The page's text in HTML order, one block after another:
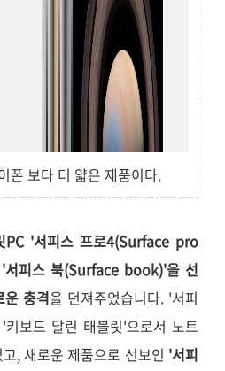
보다 더 얇은 제품이다.
PC '서피스 프로4(Surface pro
서피스 북(Surface book)'을 선
운 충격을 던져주었습니다. '서피
보드 달린 태블릿'으로서 노트
, 새로운 제품으로 선보인 '서피